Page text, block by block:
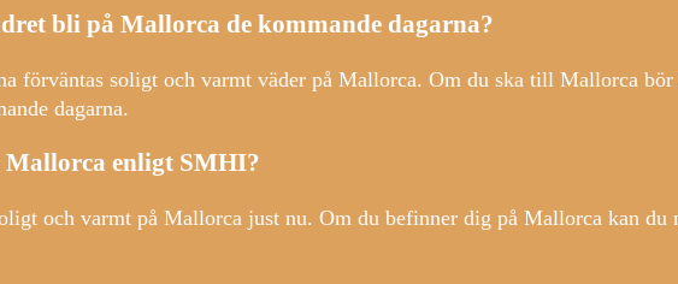
bli på Mallorca de kommande dagarna?
förväntas soligt och varmt väder på Mallorca. Om du ska till Mallorca
dagarna.
enligt SMHI?
och varmt på Mallorca just nu. Om du befinner dig på Mallorca kan du